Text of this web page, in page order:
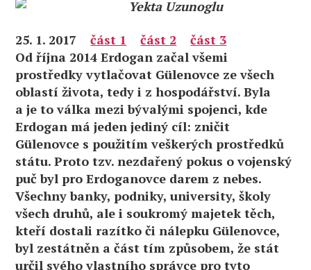
Yekta Uzunoglu
25. 1. 2017část 1 část 2
část 3
Od října 2014 Erdogan začal všemi
prostředky vytlačovat Gülenovce ze všech
oblastí života, tedy i z hospodářství. Byla
a je to válka mezi bývalými spojenci, kde
Erdogan má jeden jediný cíl: zničit
Gülenovce s použitím veškerých prostředků
státu. Proto tzv. nezdařený pokus o vojenský
puč byl pro Erdoganovce darem z nebes.
Všechny banky, podniky, university, školy
všech druhů, ale i soukromý majetek těch,
kteří dostali razítko či nálepku Gülenovce,
byl zestátněn a část tím způsobem, že stát
určil svého vlastního správce pro tyto